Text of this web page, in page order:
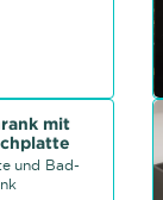
mit
und Bad-